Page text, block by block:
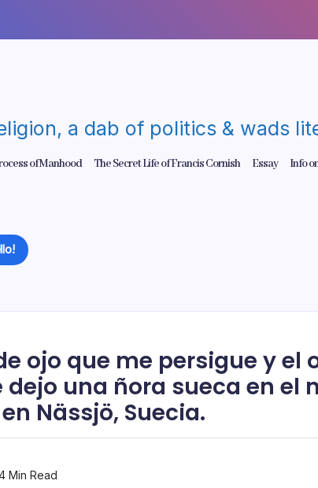
a dab of politics & wads
of Manhood The Secret Life of Francis Cornish Essay Info
ojo que me persigue y el
dejo una ñora sueca en el
Nässjö, Suecia.
Min Read